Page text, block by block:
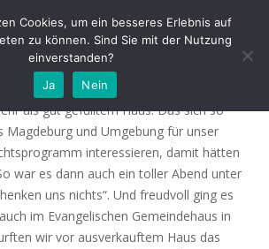
nichts geschenkt
zum 2. Advent. Am Freitag feierten
im Kabarett „Magdeburger
als gut gefülltem Haus. Das sich so
Magdeburg und Umgebung für unser
interessieren, damit hätten
war es dann auch ein toller Abend unter
uns nichts“. Und freudvoll ging es
im Evangelischen Gemeindehaus in
wir vor ausverkauftem Haus das
Cookies, um ein besseres Erlebnis auf
zu können. Sind Sie mit der Nutzung
einverstanden?
Ja
Nein